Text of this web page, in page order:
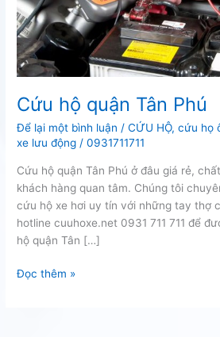
Cứu hộ quận Tân Phú
Để lại một bình luận /CỨU HỘ,cứu họ
xe lưu động /0931711711
Cứu hộ quận Tân Phú ở đâu giá rẻ,
khách hàng quan tâm. Chúng tôi
cứu hộ xe hơi uy tín với những tay thợ
hotline cuuhoxe.net 0931 711 711 để
hộ quận Tân […]
Cứu
Đọc thêm »